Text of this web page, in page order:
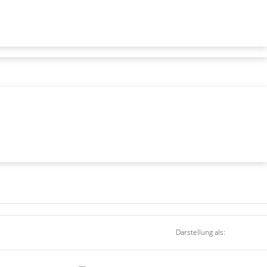
Darstellung als: